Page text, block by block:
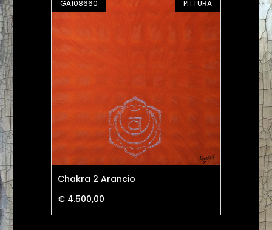
GA108660 PITTURA
Chakra 2 Arancio
€ 4.500,00